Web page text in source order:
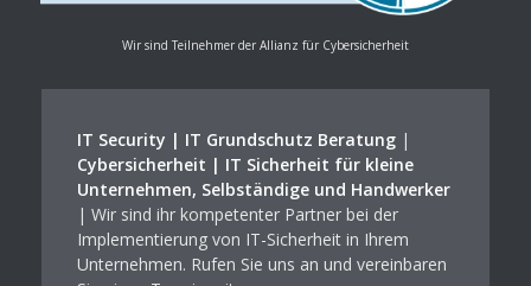
Wir sind Teilnehmer der Allianz für Cybersicherheit
IT Security | IT Grundschutz Beratung|
Cybersicherheit | IT Sicherheit für kleine
Unternehmen, Selbständige und Handwerker
| Wir sind ihr kompetenter Partner bei der
Implementierung von IT-Sicherheit in Ihrem
Unternehmen. Rufen Sie uns an und vereinbaren